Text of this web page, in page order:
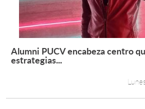
Alumni PUCV encabeza centro
estrategias...